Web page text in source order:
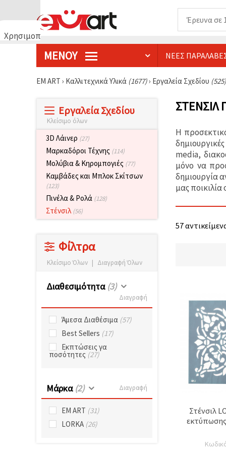
Χρησιμοποιούμε
Χρησιμοποιούμε
διασφαλίσουμε
ΜΕΝΟΎ ΝΈΕΣ
EM ART › Καλλιτεχνικά Υλικά (1677)› Εργαλεία Σχεδίου (525)
Εργαλεία Σχεδίου
Κλείσιμο όλων
3D Λάινερ (27)
Μαρκαδόροι Τέχνης (114)
Μολύβια & Κηρομπογιές (77)
Καμβάδες και Μπλοκ Σκίτσων
(123)
Πινέλα & Ρολά (128)
Στένσιλ (56)
Φίλτρα
Κλείσιμο Όλων | Διαγραφή Όλων
Διαθεσιμότητα (3)
Διαγραφή
Άμεσα Διαθέσιμα (57)
Best Sellers (17)
Εκπτώσεις γα
ποσότητες (27)
Μάρκα (2) Διαγραφή
EM ART (31)
LORKA (26)
ΣΤΈΝΣΙΛ
Η
media,
μόνο να
δημιουργία
μας
57
Στένσιλ